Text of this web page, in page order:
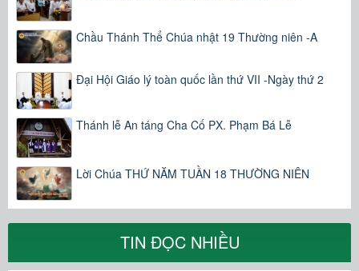
Chầu Thánh Thể Chúa nhật 19 Thường niên -A
Đại Hội Giáo lý toàn quốc lần thứ VII -Ngày thứ 2
Thánh lễ An táng Cha Cố PX. Phạm Bá Lễ
Lời Chúa THỨ NĂM TUẦN 18 THƯỜNG NIÊN
TIN ĐỌC NHIỀU